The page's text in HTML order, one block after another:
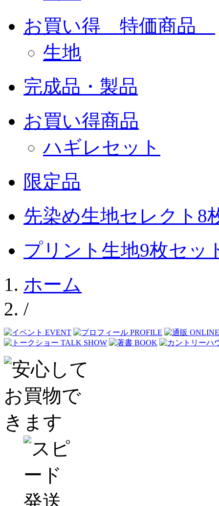
お買い得 特価商品
生地
完成品・製品
お買い得商品
ハギレセット
限定品
先染め生地セレクト8
プリント生地9枚セッ
ホーム
/